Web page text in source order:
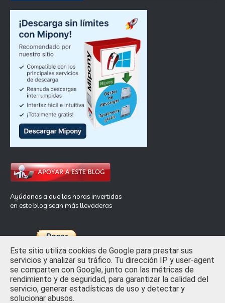
Ayúdanos a que las horas invertidas
en este blog sean más llevaderas
Inicio Privacidad y Ley de Cookies
Contactar
Este sitio utiliza cookies de Google para prestar sus
servicios y analizar su tráfico. Tu dirección IP y user-agent
se comparten con Google, junto con las métricas de
rendimiento y de seguridad, para garantizar la calidad del
servicio, generar estadísticas de uso y detectar y
solucionar abusos.